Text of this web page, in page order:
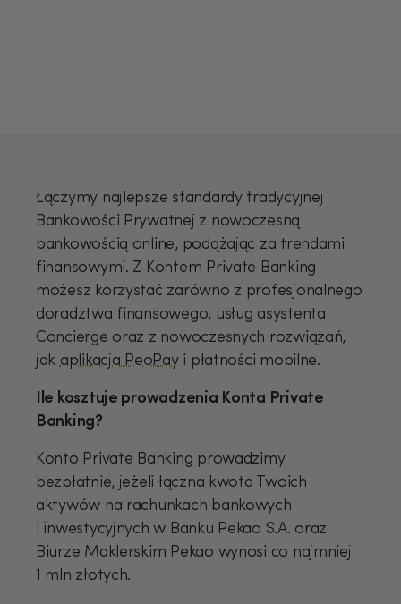
Łączymy najlepsze standardy tradycyjnej
Bankowości Prywatnej z nowoczesną
bankowością online, podążając za trendami
finansowymi. Z Kontem Private Banking
możesz korzystać zarówno z profesjonalnego
doradztwa finansowego, usług asystenta
Concierge oraz z nowoczesnych rozwiązań,
jakaplikacja PeoPayi płatności mobilne.
Ile kosztuje prowadzenia Konta Private
Banking?
Konto Private Banking prowadzimy
bezpłatnie, jeżeli łączna kwota Twoich
aktywów na rachunkach bankowych
i inwestycyjnych w Banku Pekao S.A. oraz
Biurze Maklerskim Pekao wynosi co najmniej
1 mln złotych.